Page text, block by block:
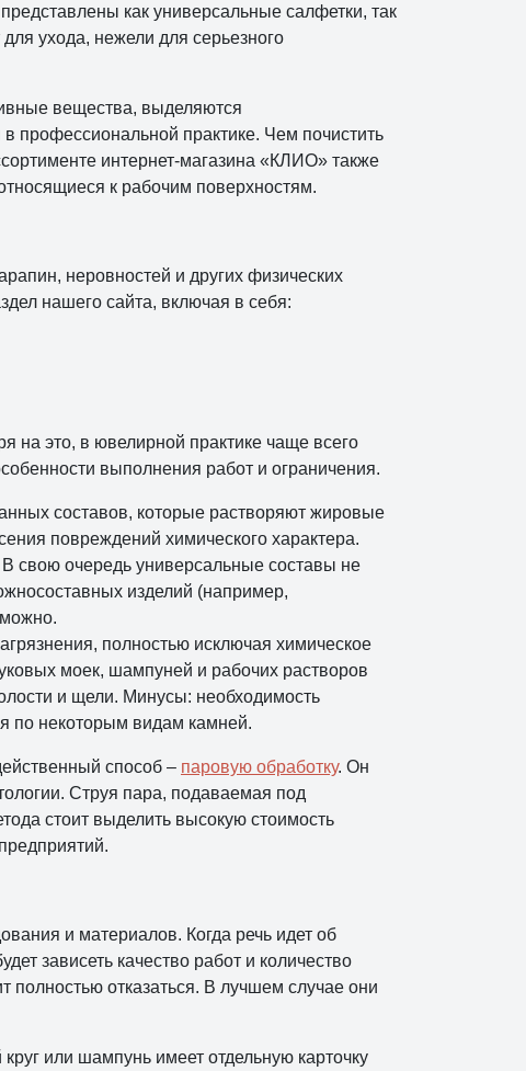
как универсальные салфетки, так
ухода, нежели для серьезного
вещества, выделяются
профессиональной практике. Чем почистить
интернет-магазина «КЛИО» также
к рабочим поверхностям.
неровностей и других физических
нашего сайта, включая в себя:
на это, в ювелирной практике чаще всего
выполнения работ и ограничения.
составов, которые растворяют жировые
повреждений химического характера.
В свою очередь универсальные составы не
изделий (например,
полностью исключая химическое
моек, шампуней и рабочих растворов
и щели. Минусы: необходимость
по некоторым видам камней.
способ – паровую обработку. Он
Струя пара, подаваемая под
стоит выделить высокую стоимость
и материалов. Когда речь идет об
зависеть качество работ и количество
полностью отказаться. В лучшем случае они
или шампунь имеет отдельную карточку